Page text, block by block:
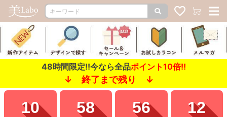
48時間限定!!今なら全品ポイント10倍!!
↓ 終了まで残り ↓
10 58 53 90